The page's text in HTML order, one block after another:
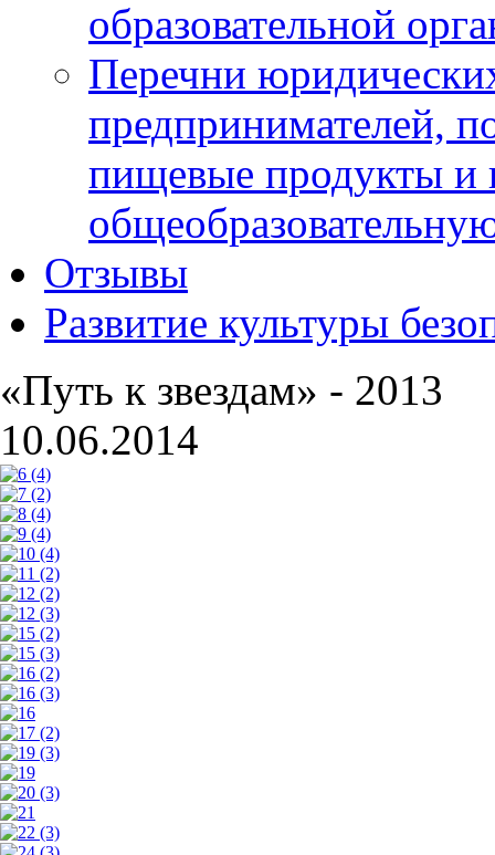
образовательной
Перечни
предпринимателей,
пищевые продукты и
Отзывы
Развитие культуры
«Путь к звездам» - 2013
10.06.2014